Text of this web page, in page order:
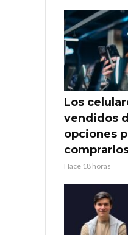
Los
vendidos
opciones
Hace 18 horas